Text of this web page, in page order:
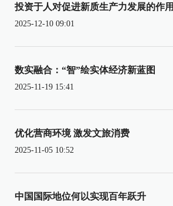
投资于人对促进新质生产力发展的作用
2025-12-10 09:01
数实融合：“智”绘实体经济新蓝图
2025-11-19 15:41
优化营商环境 激发文旅消费
2025-11-05 10:52
中国国际地位何以实现百年跃升